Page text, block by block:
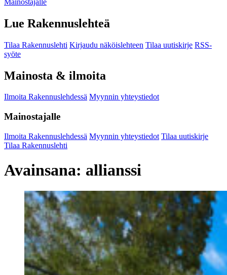
Lue Rakennuslehteä
Tilaa Rakennuslehti Kirjaudu näköislehteen Tilaa uutiskirje RSS-
syöte
Mainosta & ilmoita
Ilmoita Rakennuslehdessä Myynnin yhteystiedot
Mainostajalle
Ilmoita Rakennuslehdessä Myynnin yhteystiedot Tilaa uutiskirje
Tilaa Rakennuslehti
Avainsana: allianssi